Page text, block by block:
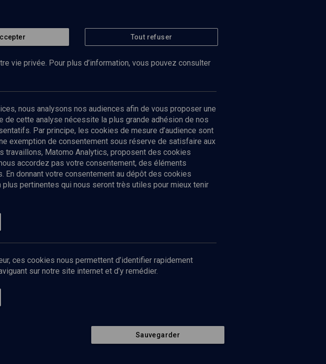
Envoyer
de protection des données
Mentions légales
Tout refuser
vie privée. Pour plus d’information, vous pouvez consulter
nous analysons nos audiences afin de vous proposer une
cette analyse nécessite la plus grande adhésion de nos
Par principe, les cookies de mesure d’audience sont
exemption de consentement sous réserve de satisfaire aux
travaillons, Matomo Analytics, proposent des cookies
accordez pas votre consentement, des éléments
donnant votre consentement au dépôt des cookies
pertinentes qui nous seront très utiles pour mieux tenir
ces cookies nous permettent d’identifier rapidement
sur notre site internet et d’y remédier.
Sauvegarder